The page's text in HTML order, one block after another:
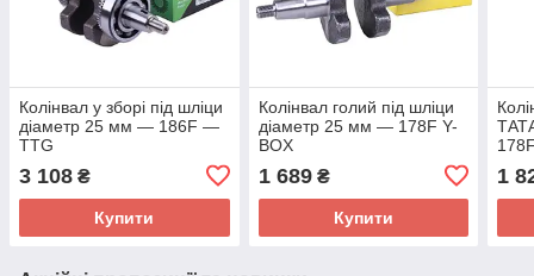
Колінвал у зборі під шліци
діаметр 25 мм — 186F —
TTG
3 108 ₴
Купити
Колінвал голий під шліци
діаметр 25 мм — 178F Y-
BOX
1 689₴
Купити
1